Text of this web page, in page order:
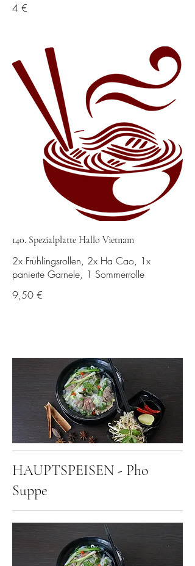
4 €
140. Spezialplatte Hallo Vietnam
2x Frühlingsrollen, 2x Ha Cao, 1x
panierte Garnele, 1 Sommerrolle
9,50 €
HAUPTSPEISEN - Pho
Suppe